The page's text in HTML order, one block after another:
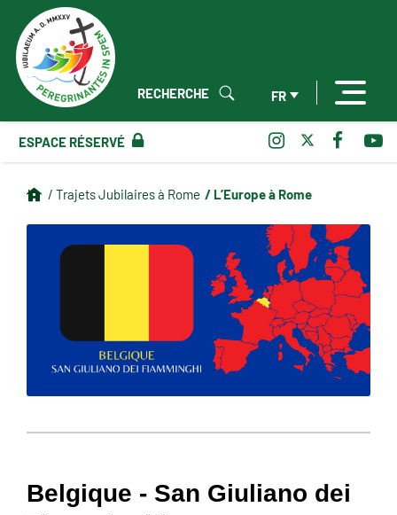
FR
RECHERCHE
ESPACE RÉSERVÉ
/ Trajets Jubilaires à Rome / L’Europe à Rome
Belgique - San Giuliano dei